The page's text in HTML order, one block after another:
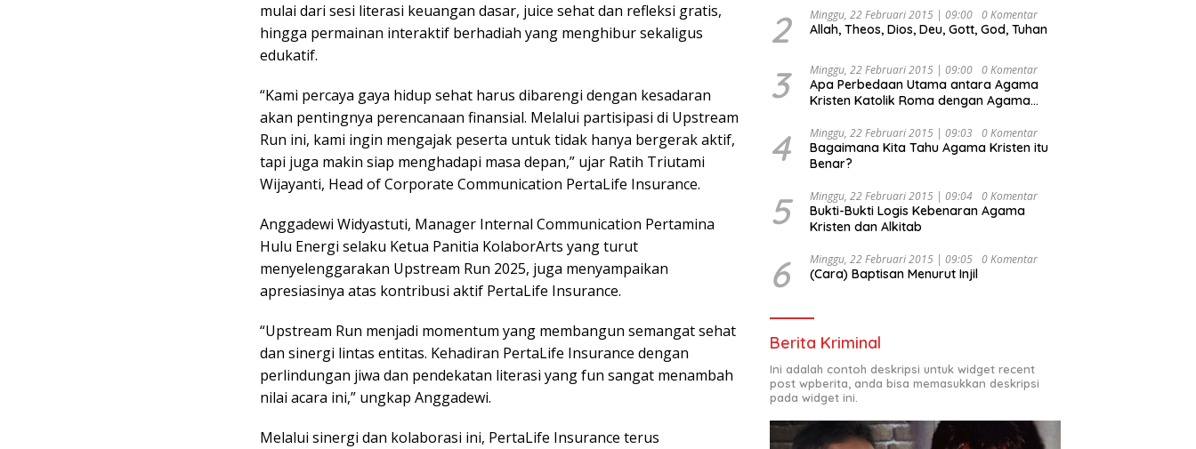
mulai dari sesi literasi keuangan dasar, juice sehat dan refleksi gratis,
hingga permainan interaktif berhadiah yang menghibur sekaligus
edukatif.
“Kami percaya gaya hidup sehat harus dibarengi dengan kesadaran
akan pentingnya perencanaan finansial. Melalui partisipasi di Upstream
Run ini, kami ingin mengajak peserta untuk tidak hanya bergerak aktif,
tapi juga makin siap menghadapi masa depan,” ujar Ratih Triutami
Wijayanti, Head of Corporate Communication PertaLife Insurance.
Anggadewi Widyastuti, Manager Internal Communication Pertamina
Hulu Energi selaku Ketua Panitia KolaborArts yang turut
menyelenggarakan Upstream Run 2025, juga menyampaikan
apresiasinya atas kontribusi aktif PertaLife Insurance.
“Upstream Run menjadi momentum yang membangun semangat sehat
dan sinergi lintas entitas. Kehadiran PertaLife Insurance dengan
perlindungan jiwa dan pendekatan literasi yang fun sangat menambah
nilai acara ini,” ungkap Anggadewi.
Melalui sinergi dan kolaborasi ini, PertaLife Insurance terus
Djojohadikusumo Anti Penjajahan
(Pergolakan Ekonomi Politik Indonesia) &
Undang Perekonomian Nasional dan
Kesejahteraan Sosial dalam Menata
Bangsa Menuju Indonesia Emas 2045”,
2 Minggu, 22 Februari 2015 | 09:00 0 Komentar
Allah, Theos, Dios, Deu, Gott, God, Tuhan
3 Minggu, 22 Februari 2015 | 09:00 0 Komentar
Apa Perbedaan Utama antara Agama
Kristen Katolik Roma dengan Agama
4 Minggu, 22 Februari 2015 | 09:03 0 Komentar
Bagaimana Kita Tahu Agama Kristen itu
Benar?
5 Minggu, 22 Februari 2015 | 09:04 0 Komentar
Bukti-Bukti Logis Kebenaran Agama
Kristen dan Alkitab
6 Minggu, 22 Februari 2015 | 09:05 0 Komentar
(Cara) Baptisan Menurut Injil
Berita Kriminal
Ini adalah contoh deskripsi untuk widget recent
post wpberita, anda bisa memasukkan deskripsi
pada widget ini.